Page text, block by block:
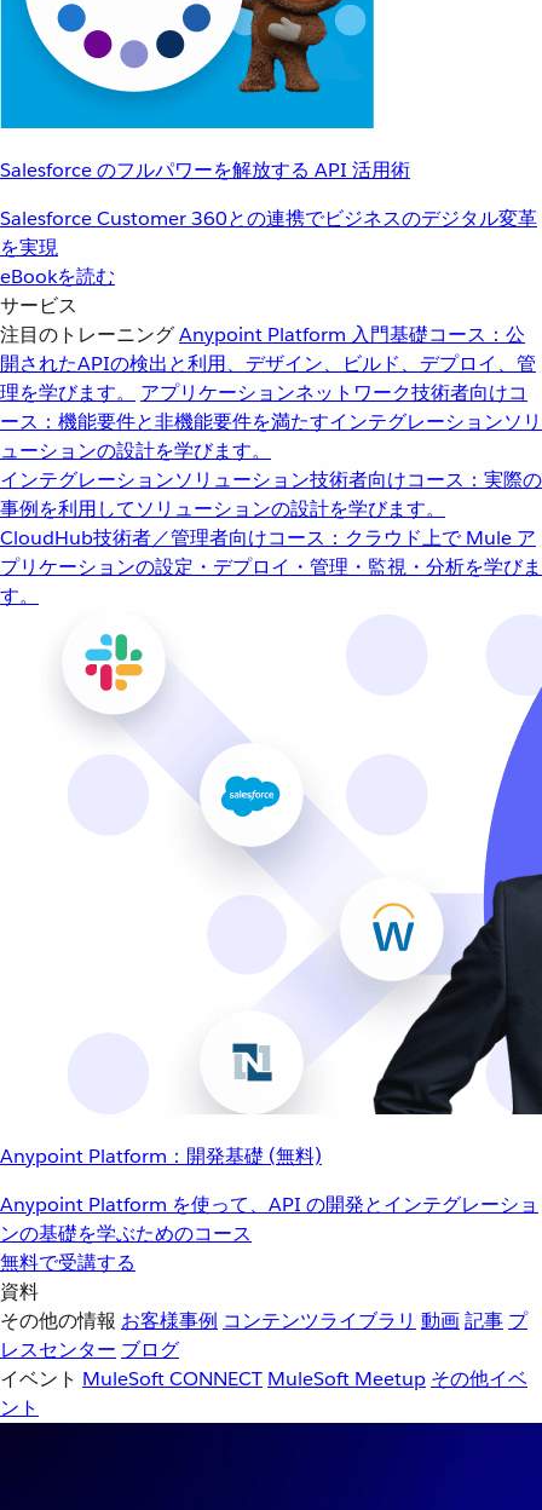
Salesforce のフルパワーを解放する API 活用術
Salesforce Customer 360との連携でビジネスのデジタル変革
を実現
eBookを読む
サービス
注目のトレーニングAnypoint Platform 入門基礎コース：公
開されたAPIの検出と利用、デザイン、ビルド、デプロイ、管
理を学びます。
アプリケーションネットワーク技術者向けコ
ース：機能要件と非機能要件を満たすインテグレーションソリ
ューションの設計を学びます。
インテグレーションソリューション技術者向けコース：実際の
事例を利用してソリューションの設計を学びます。
CloudHub技術者／管理者向けコース：クラウド上で Mule ア
プリケーションの設定・デプロイ・管理・監視・分析を学びま
す。
Anypoint Platform：開発基礎 (無料)
Anypoint Platform を使って、API の開発とインテグレーショ
ンの基礎を学ぶためのコース
無料で受講する
資料
その他の情報 お客様事例 コンテンツライブラリ 動画記事 プ
レスセンター ブログ
イベント MuleSoft CONNECT MuleSoft Meetup その他イベ
ント